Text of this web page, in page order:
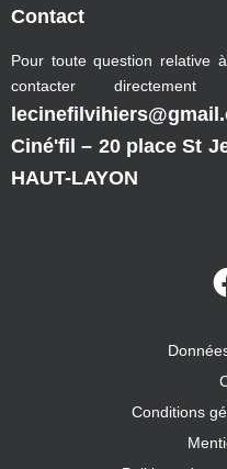
Contact
Pour toute question relative
contacter
Ciné'fil – 20 place St
HAUT-LAYON
Conditions